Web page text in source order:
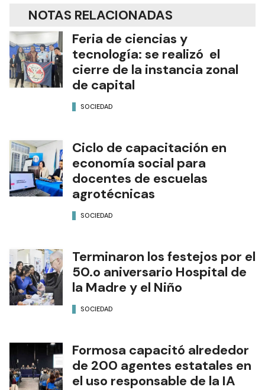
NOTAS RELACIONADAS
Feria de ciencias y
tecnología: se realizó el
cierre de la instancia zonal
de capital
SOCIEDAD
Ciclo de capacitación en
economía social para
docentes de escuelas
agrotécnicas
SOCIEDAD
Terminaron los festejos por el
50.o aniversario Hospital de
la Madre y el Niño
SOCIEDAD
Formosa capacitó alrededor
de 200 agentes estatales en
el uso responsable de la IA